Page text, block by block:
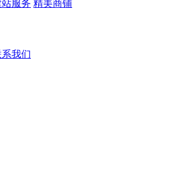
服务 精美商铺
我们